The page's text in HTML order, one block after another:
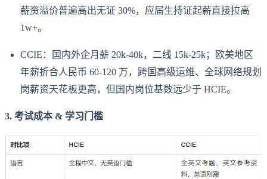
薪资溢价普遍高出无证 30%，应届生持证起薪直接拉高
1w+。
CCIE：国内外企月薪 20k-40k，二线 15k-25k；欧美地区
年薪折合人民币 60-120 万，跨国高级运维、全球网络规划
岗薪资天花板更高，但国内岗位基数远少于 HCIE。
3. 考试成本 & 学习门槛